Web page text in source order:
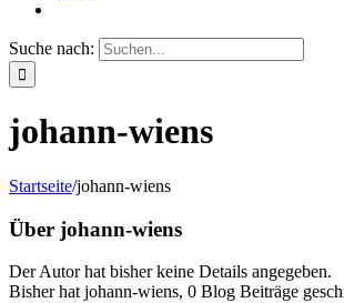
Suche nach:
johann-wiens
Startseite/johann-wiens
Über johann-wiens
Der Autor hat bisher keine Details angegeben.
Bisher hat johann-wiens, 0 Blog Beiträge